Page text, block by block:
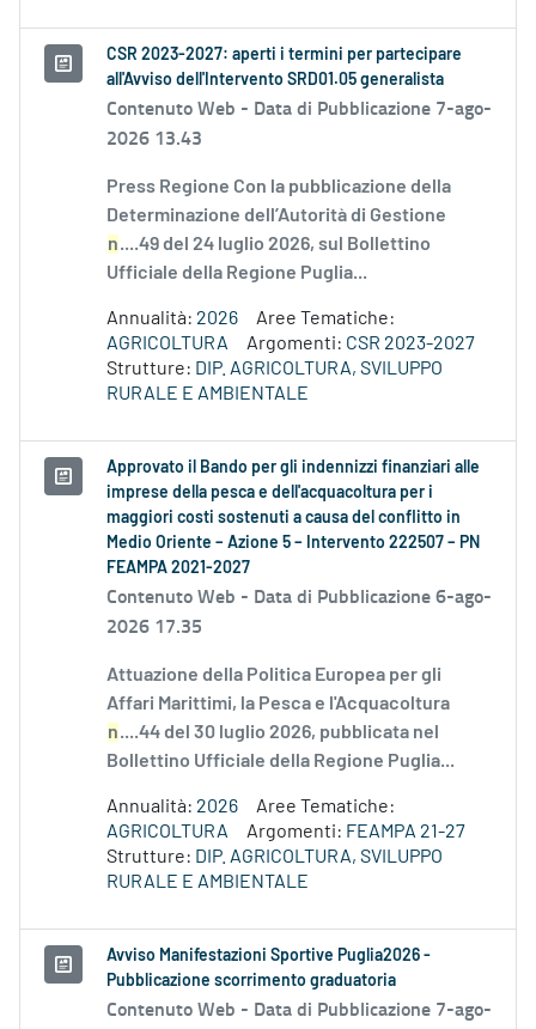
CSR 2023-2027: aperti i termini per partecipare
all'Avviso dell'Intervento SRD01.05 generalista
Contenuto Web - Data di Pubblicazione 7-ago-
2026 13.43
Press Regione Con la pubblicazione della
Determinazione dell’Autorità di Gestione
n....49 del 24 luglio 2026, sul Bollettino
Ufficiale della Regione Puglia...
Annualità: 2026
Aree Tematiche:
AGRICOLTURA
Argomenti: CSR 2023-2027
Strutture: DIP. AGRICOLTURA, SVILUPPO
RURALE E AMBIENTALE
Approvato il Bando per gli indennizzi finanziari alle
imprese della pesca e dell'acquacoltura per i
maggiori costi sostenuti a causa del conflitto in
Medio Oriente – Azione 5 – Intervento 222507 – PN
FEAMPA 2021-2027
Contenuto Web - Data di Pubblicazione 6-ago-
2026 17.35
Attuazione della Politica Europea per gli
Affari Marittimi, la Pesca e l'Acquacoltura
n....44 del 30 luglio 2026, pubblicata nel
Bollettino Ufficiale della Regione Puglia...
Annualità: 2026
Aree Tematiche:
AGRICOLTURA
Argomenti: FEAMPA 21-27
Strutture: DIP. AGRICOLTURA, SVILUPPO
RURALE E AMBIENTALE
Avviso Manifestazioni Sportive Puglia2026 -
Pubblicazione scorrimento graduatoria
Contenuto Web - Data di Pubblicazione 7-ago-